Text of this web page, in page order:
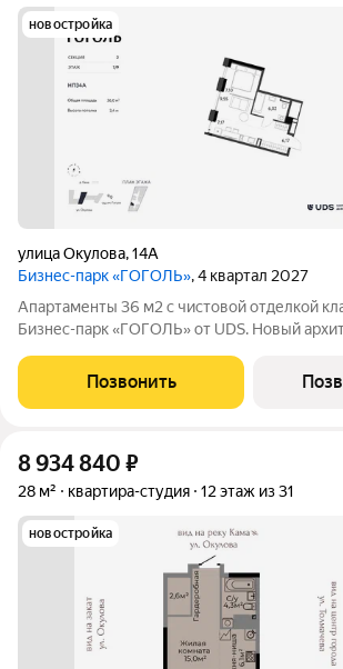
новостройка
улица Окулова,14А
Бизнес-парк «ГОГОЛЬ», 4 квартал 2027
Апартаменты 36 м2 с чистовой отделкой
Бизнес-парк «ГОГОЛЬ» от UDS. Новый
первой линии Камы, «ГОГОЛЬ» объединяет
делового центра и спокойствие
Позвонить
8 934 840 ₽
28 м² квартира-студия 12 этаж из 31
новостройка